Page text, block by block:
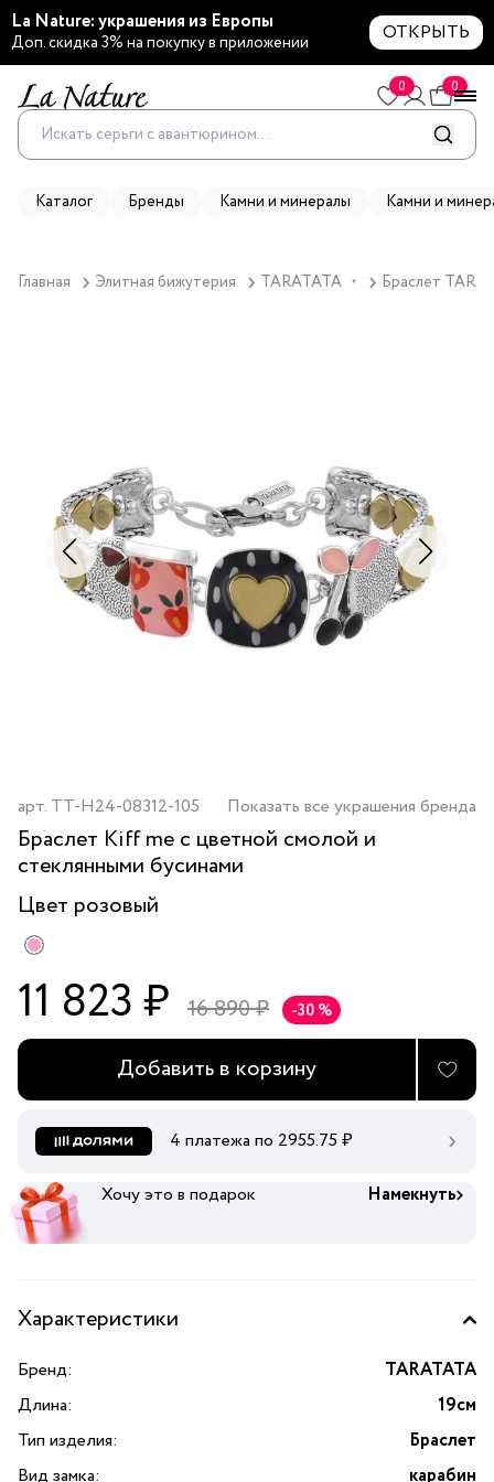
La Nature: украшения из Европы
Доп. скидка 3% на покупку в приложении ОТКРЫТЬ
0 0
Каталог Бренды Камни и минералы Камни и
Главная Элитная бижутерия TARATATA ▼ Браслет
арт. TT-H24-08312-105 Показать все украшения бренда
Браслет Kiff me с цветной смолой и
стеклянными бусинами
Цвет розовый
11 823 ₽ 16 890 ₽ -30 %
Добавить в корзину
4 платежа по 2955.75 ₽
Хочу это в подарок Намекнуть
Характеристики
Бренд:
TARATATA
Длина:
19см
Тип изделия:
Браслет
Вид замка:
карабин